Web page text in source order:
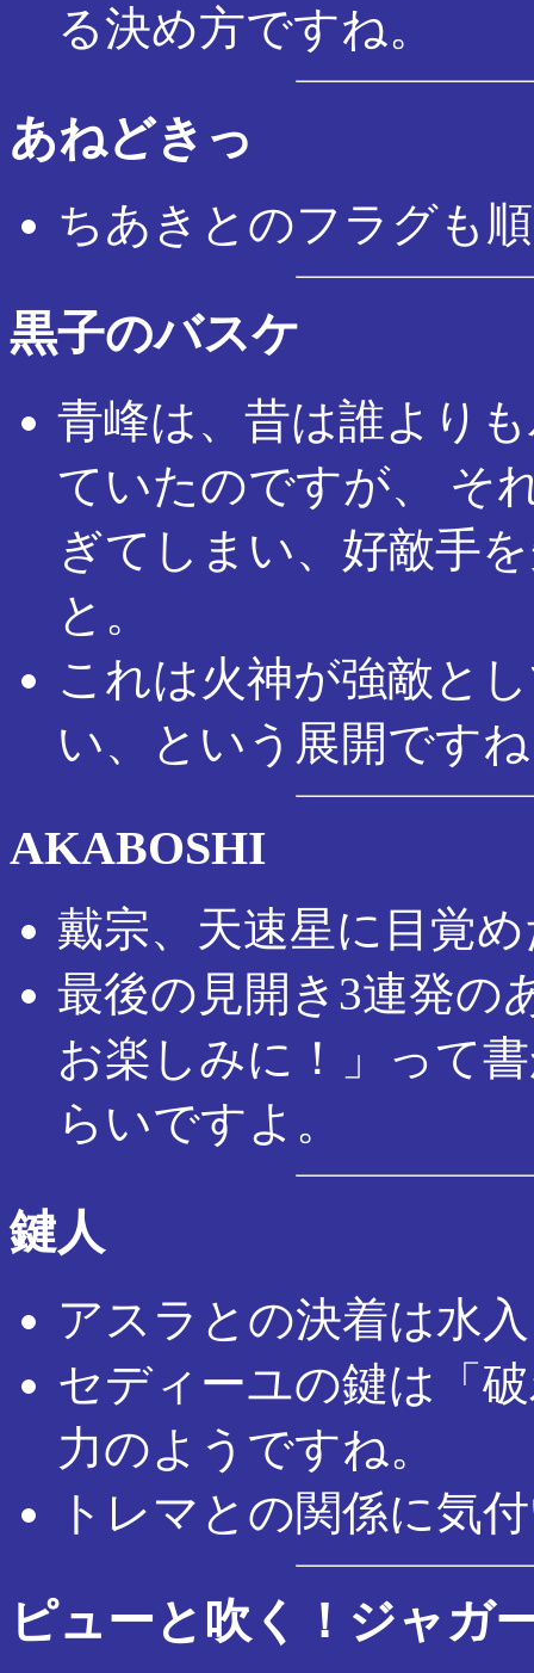
る決め方ですね。
あねどきっ
ちあきとのフラグも
黒子のバスケ
青峰は、昔は誰より
ていたのですが、 そ
ぎてしまい、好敵手
と。
これは火神が強敵と
い、という展開です
AKABOSHI
戴宗、天速星に目覚
最後の見開き3連発の
お楽しみに！」って
らいですよ。
鍵人
アスラとの決着は水
セディーユの鍵は「
力のようですね。
トレマとの関係に気
ピューと吹く！ジャガ